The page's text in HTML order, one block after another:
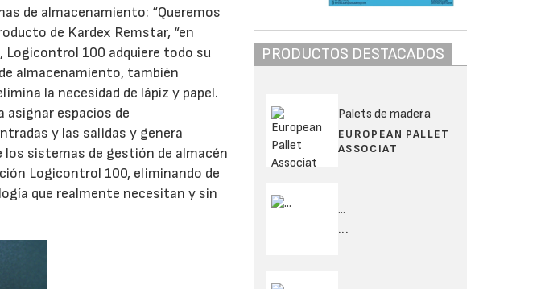
de almacenamiento: “Queremos
de Kardex Remstar, “en
Logicontrol 100 adquiere todo su
almacenamiento, también
la necesidad de lápiz y papel.
asignar espacios de
y las salidas y genera
sistemas de gestión de almacén
Logicontrol 100, eliminando de
que realmente necesitan y sin
PRODUCTOS DESTACADOS
Palets de madera
EUROPEAN PALLET
ASSOCIAT
...
...